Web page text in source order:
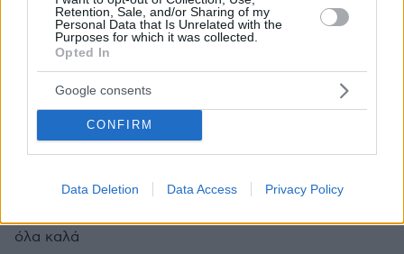
Retention, Sale, and/or Sharing of my
Personal Data that Is Unrelated with the
Purposes for which it was collected.
Opted In
Google consents
CONFIRM
Data Deletion Data Access Privacy Policy
13.05.2026, 21:07
Επιτέλους κάποιοι σηκώθηκαν από την καρέκλα
....είναι προσωρινό??
ΑΠΑΝΤΗΣΗ
13.05.2026, 18:22
όλα καλά